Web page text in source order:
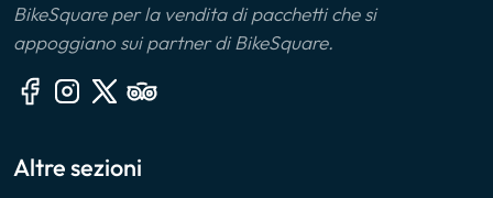
BikeSquare per la vendita di pacchetti che si
appoggiano sui partner di BikeSquare.
Altre sezioni